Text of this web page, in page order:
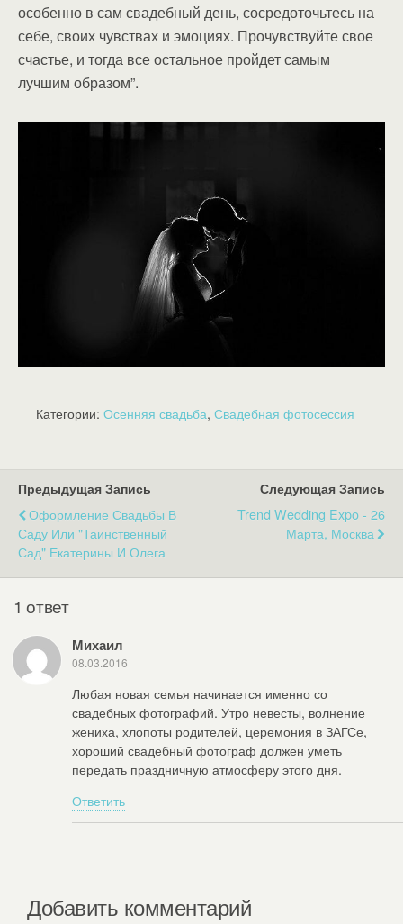
особенно в сам свадебный день, сосредоточьтесь на
себе, своих чувствах и эмоциях. Прочувствуйте свое
счастье, и тогда все остальное пройдет самым
лучшим образом”.
Категории: Осенняя свадьба, Свадебная фотосессия
Предыдущая Запись
Оформление Свадьбы В
Саду Или "Таинственный
Сад" Екатерины И Олега
Следующая Запись
Trend Wedding Expo - 26
Марта, Москва
1 ответ
Михаил
08.03.2016
Любая новая семья начинается именно со
свадебных фотографий. Утро невесты, волнение
жениха, хлопоты родителей, церемония в ЗАГСе,
хороший свадебный фотограф должен уметь
передать праздничную атмосферу этого дня.
Ответить
Добавить комментарий